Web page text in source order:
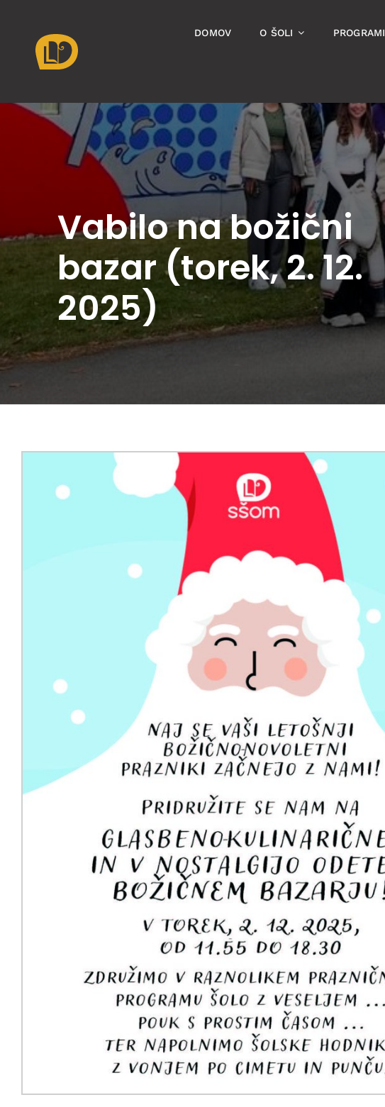
content
DOMOV O ŠOLI PROGRAMI
Vabilo na božični
bazar (torek, 2. 12.
2025)